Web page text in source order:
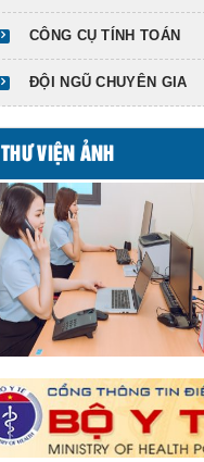
CÔNG CỤ TÍNH TOÁN
ĐỘI NGŨ CHUYÊN GIA
THƯ VIỆN ẢNH